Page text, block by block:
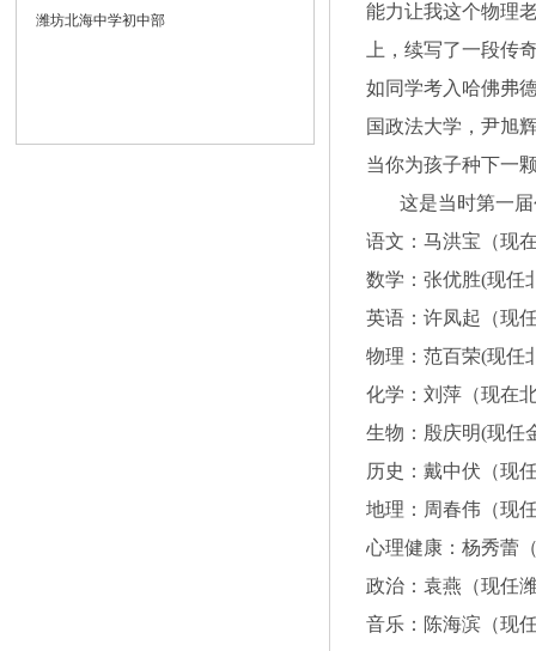
能力让我这个物理
上，续写了一段传
如同学考入哈佛弗
国政法大学，尹旭
当你为孩子种下一
这是当时第一届
语文：马洪宝（现
数学：张优胜(现任
英语：许凤起（现
物理：范百荣(现任
化学：刘萍（现在
生物：殷庆明(现任
历史：戴中伏（现
地理：周春伟（现
心理健康：杨秀蕾
政治：袁燕（现任
音乐：陈海滨（现
潍坊北海中学初中部